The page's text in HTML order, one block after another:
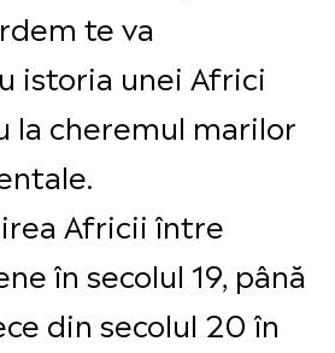
te va
istoria unei Africi
la cheremul marilor
Africii între
în secolul 19, până
din secolul 20 în